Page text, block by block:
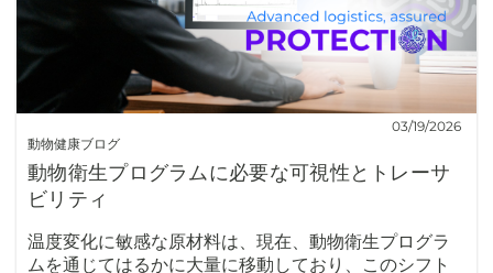
動物健康ブログ
03/19/2026
動物衛生プログラムに必要な可視性とトレーサ
ビリティ
温度変化に敏感な原材料は、現在、動物衛生プログラ
ムを通じてはるかに大量に移動しており、このシフト